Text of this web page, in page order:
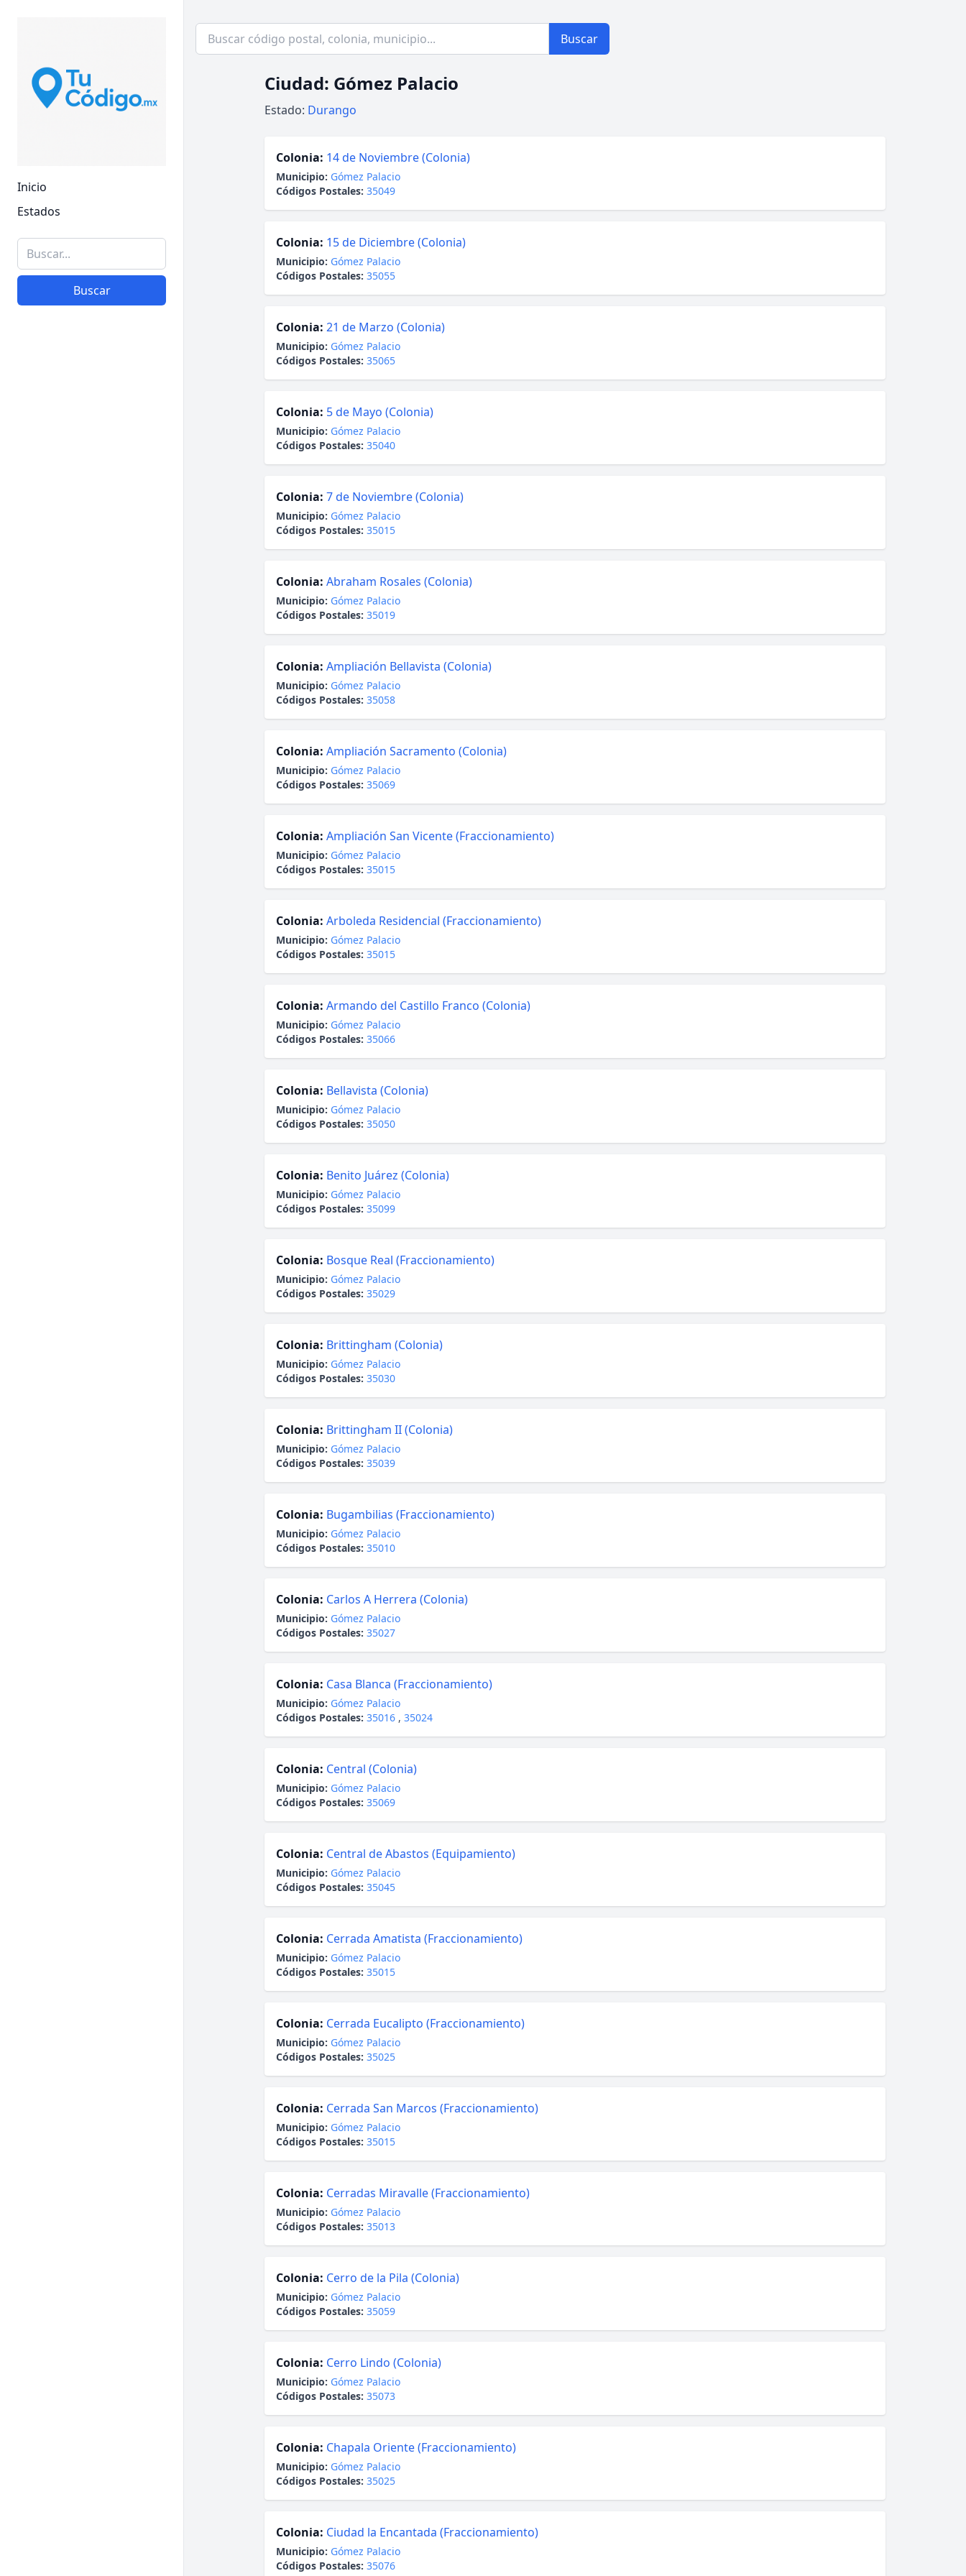
Inicio
Estados
Buscar
Buscar
Ciudad: Gómez Palacio
Estado: Durango
Colonia: 14 de Noviembre (Colonia)
Municipio: Gómez Palacio
Códigos Postales: 35049
Colonia: 15 de Diciembre (Colonia)
Municipio: Gómez Palacio
Códigos Postales: 35055
Colonia: 21 de Marzo (Colonia)
Municipio: Gómez Palacio
Códigos Postales: 35065
Colonia: 5 de Mayo (Colonia)
Municipio: Gómez Palacio
Códigos Postales: 35040
Colonia: 7 de Noviembre (Colonia)
Municipio: Gómez Palacio
Códigos Postales: 35015
Colonia: Abraham Rosales (Colonia)
Municipio: Gómez Palacio
Códigos Postales: 35019
Colonia: Ampliación Bellavista (Colonia)
Municipio: Gómez Palacio
Códigos Postales: 35058
Colonia: Ampliación Sacramento (Colonia)
Municipio: Gómez Palacio
Códigos Postales: 35069
Colonia: Ampliación San Vicente (Fraccionamiento)
Municipio: Gómez Palacio
Códigos Postales: 35015
Colonia: Arboleda Residencial (Fraccionamiento)
Municipio: Gómez Palacio
Códigos Postales: 35015
Colonia: Armando del Castillo Franco (Colonia)
Municipio: Gómez Palacio
Códigos Postales: 35066
Colonia: Bellavista (Colonia)
Municipio: Gómez Palacio
Códigos Postales: 35050
Colonia: Benito Juárez (Colonia)
Municipio: Gómez Palacio
Códigos Postales: 35099
Colonia: Bosque Real (Fraccionamiento)
Municipio: Gómez Palacio
Códigos Postales: 35029
Colonia: Brittingham (Colonia)
Municipio: Gómez Palacio
Códigos Postales: 35030
Colonia: Brittingham II (Colonia)
Municipio: Gómez Palacio
Códigos Postales: 35039
Colonia: Bugambilias (Fraccionamiento)
Municipio: Gómez Palacio
Códigos Postales: 35010
Colonia: Carlos A Herrera (Colonia)
Municipio: Gómez Palacio
Códigos Postales: 35027
Colonia: Casa Blanca (Fraccionamiento)
Municipio: Gómez Palacio
Códigos Postales: 35016 , 35024
Colonia: Central (Colonia)
Municipio: Gómez Palacio
Códigos Postales: 35069
Colonia: Central de Abastos (Equipamiento)
Municipio: Gómez Palacio
Códigos Postales: 35045
Colonia: Cerrada Amatista (Fraccionamiento)
Municipio: Gómez Palacio
Códigos Postales: 35015
Colonia: Cerrada Eucalipto (Fraccionamiento)
Municipio: Gómez Palacio
Códigos Postales: 35025
Colonia: Cerrada San Marcos (Fraccionamiento)
Municipio: Gómez Palacio
Códigos Postales: 35015
Colonia: Cerradas Miravalle (Fraccionamiento)
Municipio: Gómez Palacio
Códigos Postales: 35013
Colonia: Cerro de la Pila (Colonia)
Municipio: Gómez Palacio
Códigos Postales: 35059
Colonia: Cerro Lindo (Colonia)
Municipio: Gómez Palacio
Códigos Postales: 35073
Colonia: Chapala Oriente (Fraccionamiento)
Municipio: Gómez Palacio
Códigos Postales: 35025
Colonia: Ciudad la Encantada (Fraccionamiento)
Municipio: Gómez Palacio
Códigos Postales: 35076